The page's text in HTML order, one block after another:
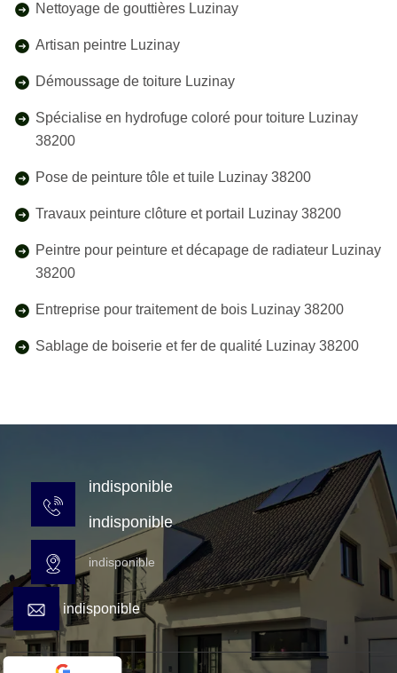
Nettoyage de gouttières Luzinay
Artisan peintre Luzinay
Démoussage de toiture Luzinay
Spécialise en hydrofuge coloré pour toiture Luzinay
38200
Pose de peinture tôle et tuile Luzinay 38200
Travaux peinture clôture et portail Luzinay 38200
Peintre pour peinture et décapage de radiateur Luzinay
38200
Entreprise pour traitement de bois Luzinay 38200
Sablage de boiserie et fer de qualité Luzinay 38200
indisponible
indisponible
indisponible
indisponible